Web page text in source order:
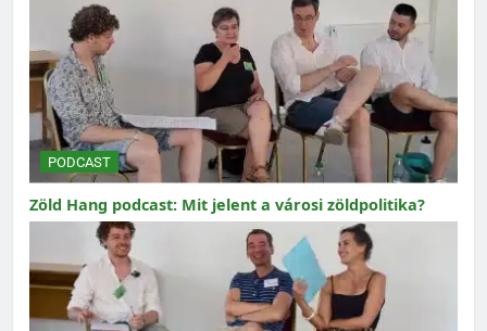
PODCAST
Zöld Hang podcast: Mit jelent a városi zöldpolitika?